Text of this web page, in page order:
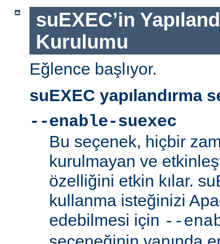
suEXEC’in
Kurulumu
Eğlence başlıyor.
suEXEC yapılandırma
--enable-suexec
Bu seçenek, hiçbir
kurulmayan ve
özelliğini etkin kılar.
kullanma isteğinizi
edebilmesi için --